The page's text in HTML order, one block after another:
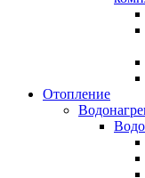
Отопление